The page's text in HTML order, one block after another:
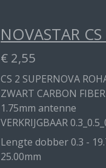
NOVASTAR
€ 2,55
CS 2 SUPERNOVA
ZWART CARBON
1.75mm antenne
VERKRIJGBAAR
Lengte dobber 0.3 -
25.00mm